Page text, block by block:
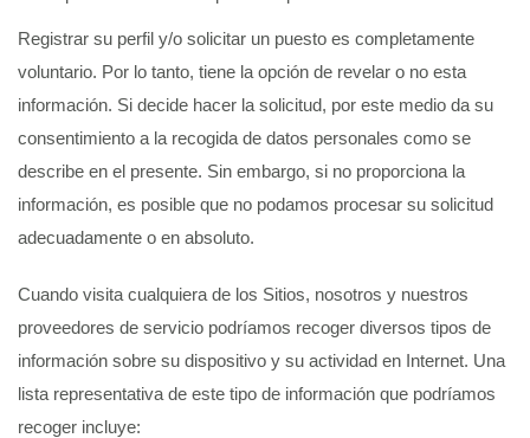
Registrar su perfil y/o solicitar un puesto es completamente
voluntario. Por lo tanto, tiene la opción de revelar o no esta
información. Si decide hacer la solicitud, por este medio da su
consentimiento a la recogida de datos personales como se
describe en el presente. Sin embargo, si no proporciona la
información, es posible que no podamos procesar su solicitud
adecuadamente o en absoluto.
Cuando visita cualquiera de los Sitios, nosotros y nuestros
proveedores de servicio podríamos recoger diversos tipos de
información sobre su dispositivo y su actividad en Internet. Una
lista representativa de este tipo de información que podríamos
recoger incluye: